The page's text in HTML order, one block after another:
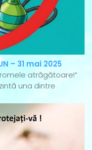
– 31 mai 2025
atrăgătoare!”
una dintre